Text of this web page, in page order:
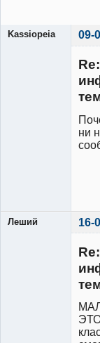
Kassiopeia 09-
ни
Леший 16-